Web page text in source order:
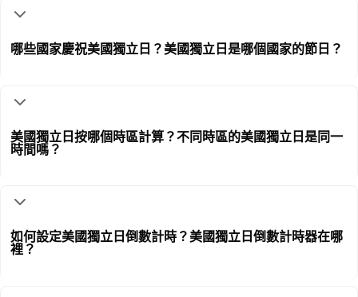
哪些國家慶祝美國獨立日？美國獨立日是哪個國家的節日？
美國獨立日按哪個時區計算？不同時區的美國獨立日是同一
時間嗎？
如何設定美國獨立日倒數計時？美國獨立日倒數計時器在哪
裡？